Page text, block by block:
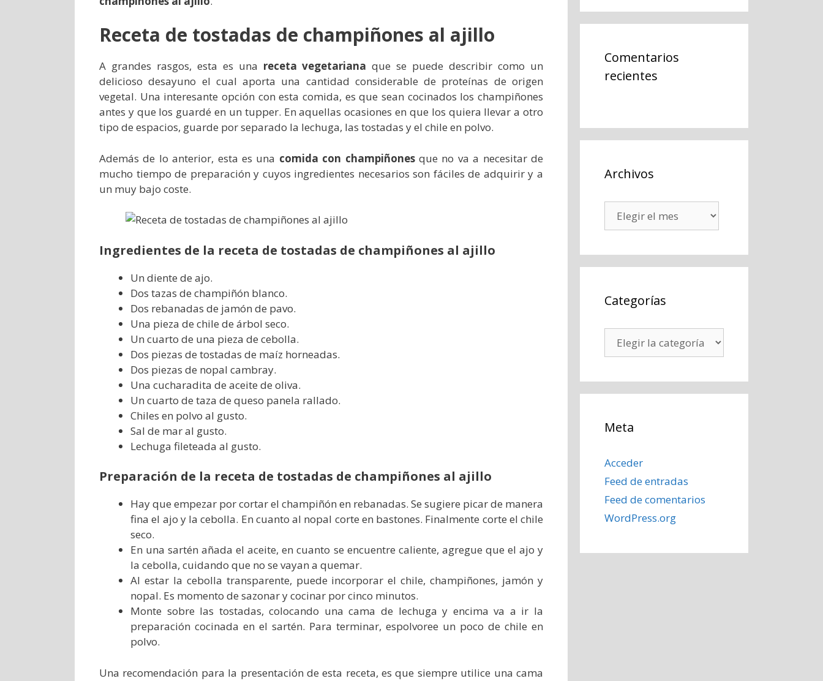
Receta de tostadas de champiñones al ajillo
A grandes rasgos, esta es una receta vegetariana que se puede describir como un
delicioso desayuno el cual aporta una cantidad considerable de proteínas de origen
vegetal. Una interesante opción con esta comida, es que sean cocinados los champiñones
antes y que los guardé en un tupper. En aquellas ocasiones en que los quiera llevar a otro
tipo de espacios, guarde por separado la lechuga, las tostadas y el chile en polvo.
Además de lo anterior, esta es una comida con champiñonesque no va a necesitar de
mucho tiempo de preparación y cuyos ingredientes necesarios son fáciles de adquirir y a
un muy bajo coste.
Ingredientes de la receta de tostadas de champiñones al ajillo
Un diente de ajo.
Dos tazas de champiñón blanco.
Dos rebanadas de jamón de pavo.
Una pieza de chile de árbol seco.
Un cuarto de una pieza de cebolla.
Dos piezas de tostadas de maíz horneadas.
Dos piezas de nopal cambray.
Una cucharadita de aceite de oliva.
Un cuarto de taza de queso panela rallado.
Chiles en polvo al gusto.
Sal de mar al gusto.
Lechuga fileteada al gusto.
Preparación de la receta de tostadas de champiñones al ajillo
Hay que empezar por cortar el champiñón en rebanadas. Se sugiere picar de manera
fina el ajo y la cebolla. En cuanto al nopal corte en bastones. Finalmente corte el chile
seco.
En una sartén añada el aceite, en cuanto se encuentre caliente, agregue que el ajo y
la cebolla, cuidando que no se vayan a quemar.
Al estar la cebolla transparente, puede incorporar el chile, champiñones, jamón y
nopal. Es momento de sazonar y cocinar por cinco minutos.
Monte sobre las tostadas, colocando una cama de lechuga y encima va a ir la
preparación cocinada en el sartén. Para terminar, espolvoree un poco de chile en
polvo.
Una recomendación para la presentación de esta receta, es que siempre utilice una cama
Comentarios
recientes
Archivos
Categorías
Meta
Acceder
Feed de entradas
Feed de comentarios
WordPress.org